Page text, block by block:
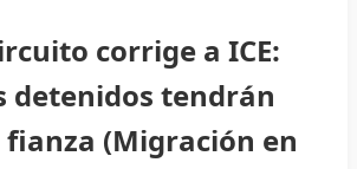
corrige a ICE:
detenidos tendrán
fianza (Migración en